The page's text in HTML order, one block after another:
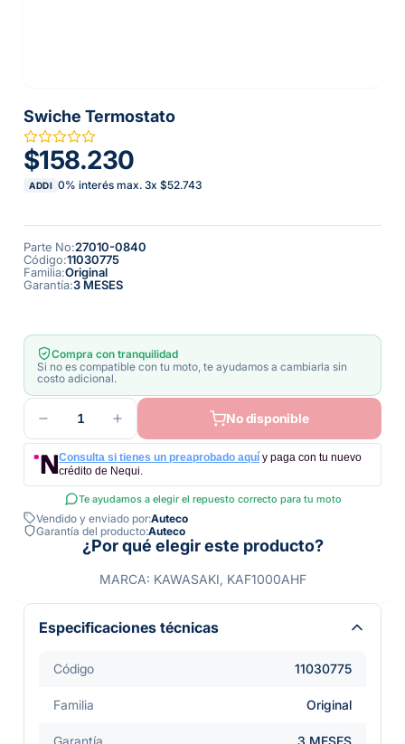
Swiche Termostato
$158.230
ADDI 0% interés max. 3x $52.743
Parte No:27010-0840
Código:11030775
Familia:Original
Garantía:3 MESES
Compra con tranquilidad
Si no es compatible con tu moto, te ayudamos a cambiarla sin
costo adicional.
1 No disponible
Consulta si tienes un preaprobado aquí y paga con tu nuevo
crédito de Nequi.
Te ayudamos a elegir el repuesto correcto para tu moto
Vendido y enviado por:Auteco
Garantía del producto:Auteco
¿Por qué elegir este producto?
MARCA: KAWASAKI, KAF1000AHF
Especificaciones técnicas
Código 11030775
Familia Original
Garantía 3 MESES